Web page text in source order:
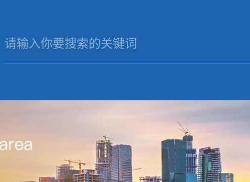
星空官方端网
关于
业务